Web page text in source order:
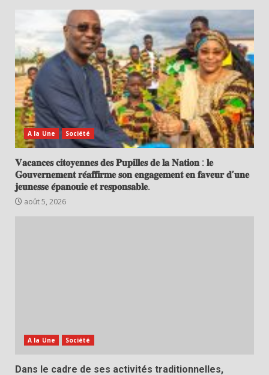
A la Une Société
𝐕𝐚𝐜𝐚𝐧𝐜𝐞𝐬 𝐜𝐢𝐭𝐨𝐲𝐞𝐧𝐧𝐞𝐬 𝐝𝐞𝐬 𝐏𝐮𝐩𝐢𝐥𝐥𝐞𝐬 𝐝𝐞 𝐥𝐚 𝐍𝐚𝐭𝐢𝐨𝐧 : 𝐥𝐞
𝐆𝐨𝐮𝐯𝐞𝐫𝐧𝐞𝐦𝐞𝐧𝐭 𝐫𝐞́𝐚𝐟𝐟𝐢𝐫𝐦𝐞 𝐬𝐨𝐧 𝐞𝐧𝐠𝐚𝐠𝐞𝐦𝐞𝐧𝐭 𝐞𝐧 𝐟𝐚𝐯𝐞𝐮𝐫 𝐝’𝐮𝐧𝐞
𝐣𝐞𝐮𝐧𝐞𝐬𝐬𝐞 𝐞́𝐩𝐚𝐧𝐨𝐮𝐢𝐞 𝐞𝐭 𝐫𝐞𝐬𝐩𝐨𝐧𝐬𝐚𝐛𝐥𝐞.
août 5, 2026
A la Une Société
Dans le cadre de ses activités traditionnelles,